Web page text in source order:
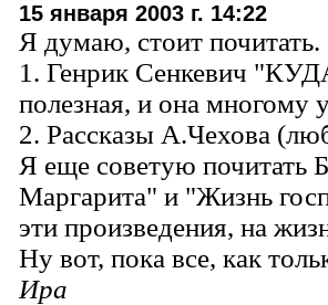
15 января 2003 г. 14:22
Я думаю, стоит почитать.
1. Генрик Сенкевич
полезная, и она многому
2. Рассказы А.Чехова
Я еще советую почитать
Маргарита" и "Жизнь
эти произведения, на
Ну вот, пока все, как
Ира